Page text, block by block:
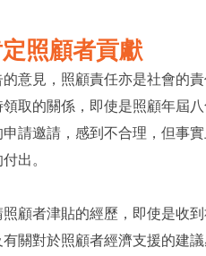
照顧者貢獻
意見，照顧責任亦是社會的
取的關係，即使是照顧年屆
請邀請，感到不合理，但事
出。
顧者津貼的經歷，即使是收
關對於照顧者經濟支援的建